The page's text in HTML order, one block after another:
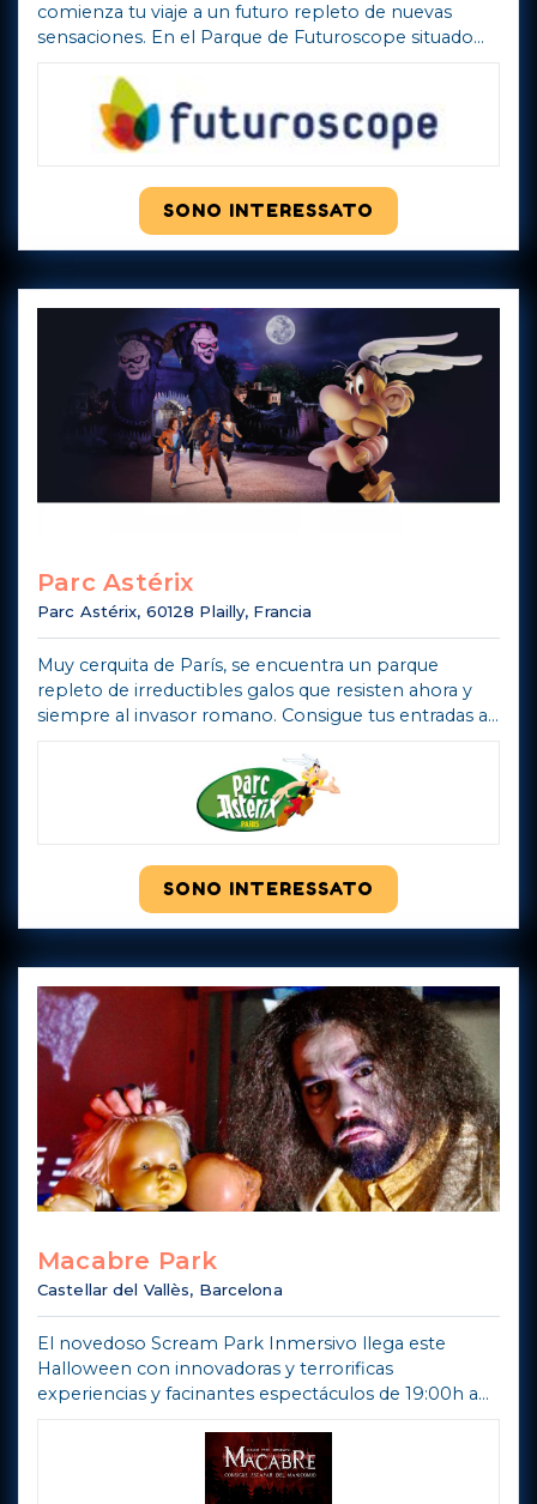
comienza tu viaje a un futuro repleto de nuevas
sensaciones. En el Parque de Futuroscope situado
mismo tiempo sea cual sea tu edad, pue ...
SONO INTERESSATO
Parc Astérix
Parc Astérix, 60128 Plailly, Francia
Muy cerquita de París, se encuentra un parque
repleto de irreductibles galos que resisten ahora y
siempre al invasor romano. Consigue tus entradas al
persona de atracciones ta ...Mostra di più
SONO INTERESSATO
Macabre Park
Castellar del Vallès, Barcelona
El novedoso Scream Park Inmersivo llega este
Halloween con innovadoras y terrorificas
experiencias y facinantes espectáculos de 19:00h a